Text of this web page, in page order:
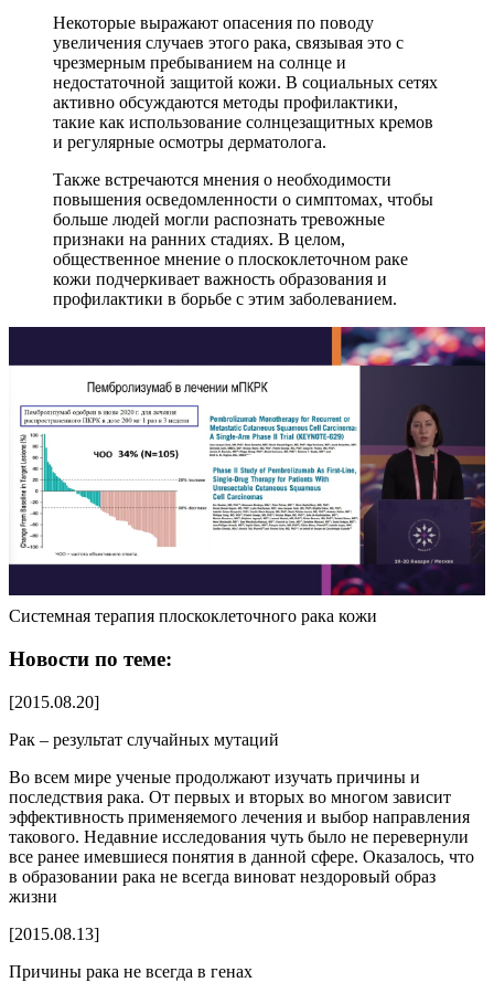
Некоторые выражают опасения по поводу
увеличения случаев этого рака, связывая это с
чрезмерным пребыванием на солнце и
недостаточной защитой кожи. В социальных сетях
активно обсуждаются методы профилактики,
такие как использование солнцезащитных кремов
и регулярные осмотры дерматолога.
Также встречаются мнения о необходимости
повышения осведомленности о симптомах, чтобы
больше людей могли распознать тревожные
признаки на ранних стадиях. В целом,
общественное мнение о плоскоклеточном раке
кожи подчеркивает важность образования и
профилактики в борьбе с этим заболеванием.
Системная терапия плоскоклеточного рака кожи
Новости по теме:
[2015.08.20]
Рак – результат случайных мутаций
Во всем мире ученые продолжают изучать причины и
последствия рака. От первых и вторых во многом зависит
эффективность применяемого лечения и выбор направления
такового. Недавние исследования чуть было не перевернули
все ранее имевшиеся понятия в данной сфере. Оказалось, что
в образовании рака не всегда виноват нездоровый образ
жизни
[2015.08.13]
Причины рака не всегда в генах